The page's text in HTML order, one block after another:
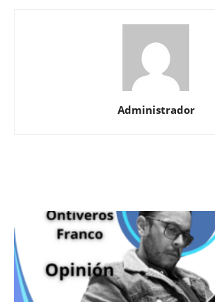
Administrador